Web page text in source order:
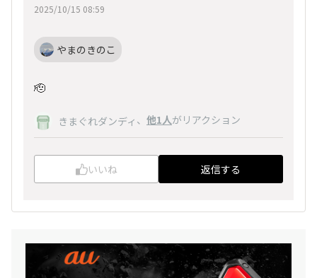
2025/10/15 08:59
やまのきのこ
🫡
きまぐれダンディ 、 他1人がリアクション
いいね 返信する